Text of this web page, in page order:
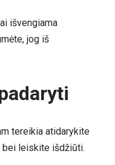
išvengiama
jog iš
tereikia atidarykite
bei leiskite išdžiūti.